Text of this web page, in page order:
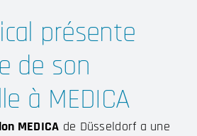
présente
de son
à MEDICA
MEDICA de Düsseldorf a une